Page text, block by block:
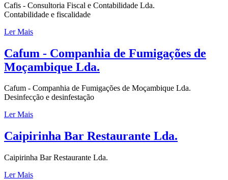
Cafis - Consultoria Fiscal e Contabilidade Lda.
Contabilidade e fiscalidade
Ler Mais
Cafum - Companhia de Fumigações de
Moçambique Lda.
Cafum - Companhia de Fumigações de Moçambique Lda.
Desinfecção e desinfestação
Ler Mais
Caipirinha Bar Restaurante Lda.
Caipirinha Bar Restaurante Lda.
Ler Mais